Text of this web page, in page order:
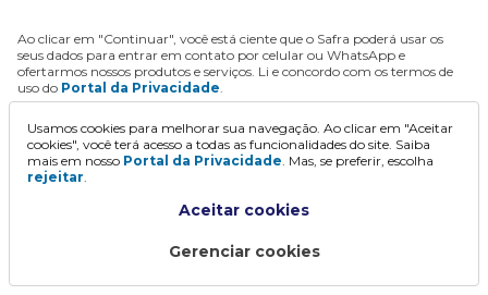
Ao clicar em "Continuar", você está ciente que o Safra poderá usar os
seus dados para entrar em contato por celular ou WhatsApp e
ofertarmos nossos produtos e serviços. Li e concordo com os termos de
uso do Portal da Privacidade.
Continuar
Usamos cookies para melhorar sua navegação. Ao clicar em "Aceitar
cookies", você terá acesso a todas as funcionalidades do site. Saiba
mais em nosso Portal da Privacidade. Mas, se preferir, escolha
rejeitar.
Aceitar cookies
Gerenciar cookies